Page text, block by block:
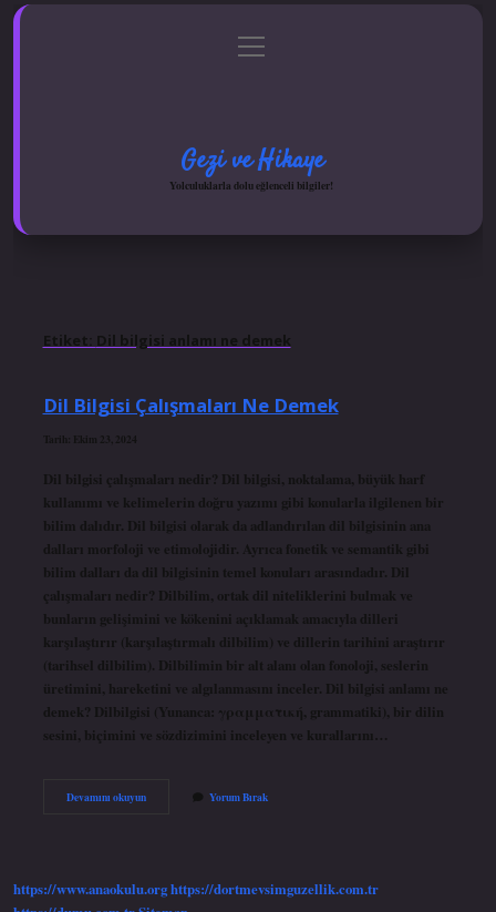
Gizlilik Politikası
menüyü
aç
Gezi ve Hikaye
Yolculuklarla dolu eğlenceli bilgiler!
Etiket: Dil bilgisi anlamı ne demek
Dil Bilgisi Çalışmaları Ne Demek
Tarih: Ekim 23, 2024
Dil bilgisi çalışmaları nedir? Dil bilgisi, noktalama, büyük harf
kullanımı ve kelimelerin doğru yazımı gibi konularla ilgilenen bir
bilim dalıdır. Dil bilgisi olarak da adlandırılan dil bilgisinin ana
dalları morfoloji ve etimolojidir. Ayrıca fonetik ve semantik gibi
bilim dalları da dil bilgisinin temel konuları arasındadır. Dil
çalışmaları nedir? Dilbilim, ortak dil niteliklerini bulmak ve
bunların gelişimini ve kökenini açıklamak amacıyla dilleri
karşılaştırır (karşılaştırmalı dilbilim) ve dillerin tarihini araştırır
(tarihsel dilbilim). Dilbilimin bir alt alanı olan fonoloji, seslerin
üretimini, hareketini ve algılanmasını inceler. Dil bilgisi anlamı ne
demek? Dilbilgisi (Yunanca: γραμματική, grammatiki), bir dilin
sesini, biçimini ve sözdizimini inceleyen ve kurallarını…
Devamını okuyunDil
Yorum Bırak
https://www.anaokulu.orghttps://dortmevsimguzellik.com.tr